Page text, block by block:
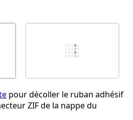
pour décoller le ruban adhésif
ZIF de la nappe du